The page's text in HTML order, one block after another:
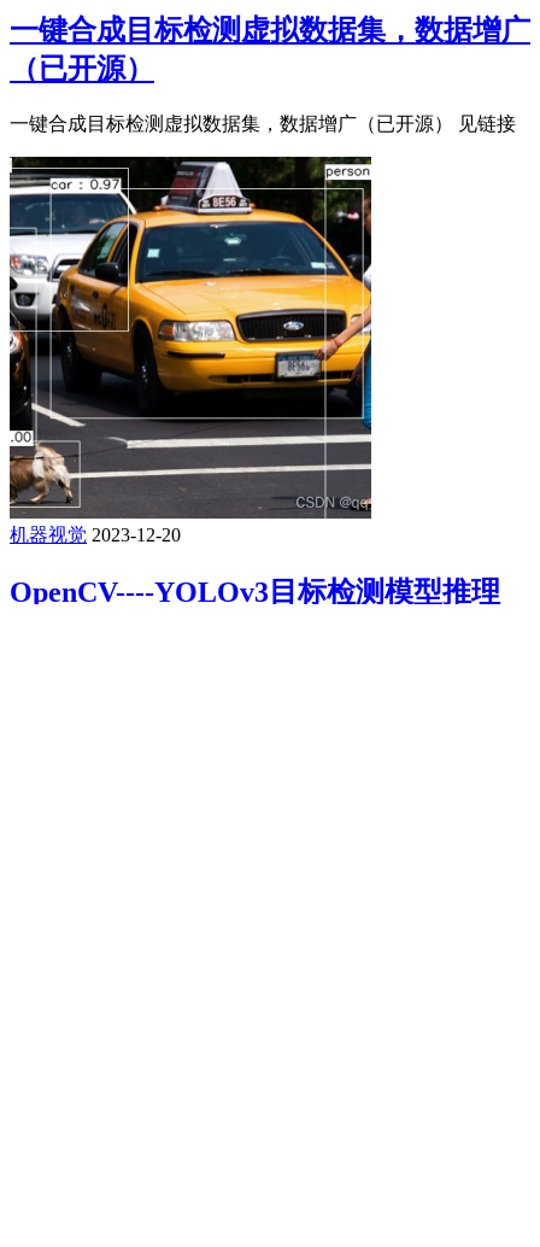
一键合成目标检测虚拟数据集，数据增广
（已开源）
一键合成目标检测虚拟数据集，数据增广（已开源） 见链接
机器视觉 2023-12-20
OpenCV----YOLOv3目标检测模型推理